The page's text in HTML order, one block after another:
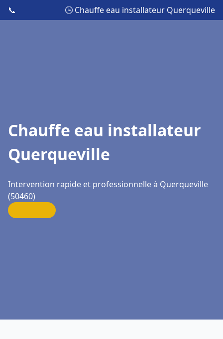
📞 🕒 Chauffe eau installateur Querqueville
Chauffe eau installateur
Querqueville
Intervention rapide et professionnelle à Querqueville
(50460)